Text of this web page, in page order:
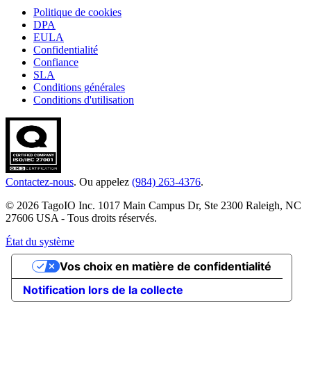
Politique de cookies
DPA
EULA
Confidentialité
Confiance
SLA
Conditions générales
Conditions d'utilisation
Contactez-nous. Ou appelez (984) 263-4376.
© 2026 TagoIO Inc. 1017 Main Campus Dr, Ste 2300 Raleigh, NC
27606 USA - Tous droits réservés.
État du système
Notification lors de la collecte
Vos choix en matière de confidentialité